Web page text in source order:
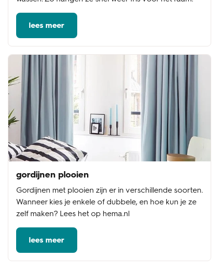
lees meer
gordijnen plooien
Gordijnen met plooien zijn er in verschillende soorten.
Wanneer kies je enkele of dubbele, en hoe kun je ze
zelf maken? Lees het op hema.nl
lees meer